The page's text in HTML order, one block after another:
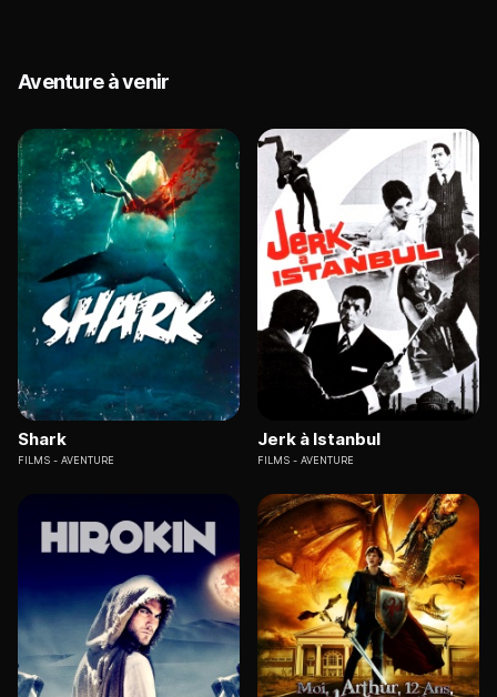
Aventure à venir
Shark
FILMS AVENTURE
Jerk à Istanbul
FILMS AVENTURE